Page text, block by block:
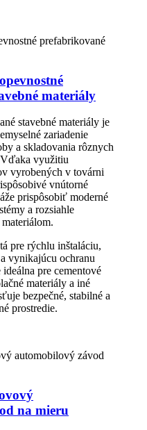
materiály
stavebné materiály je
zariadenie
a skladovania rôznych
využitiu
vyrobených v továrni
vnútorné
prispôsobiť moderné
a rozsiahle
pre rýchlu inštaláciu,
vynikajúcu ochranu
pre cementové
materiály a iné
bezpečné, stabilné a
prostredie.
na mieru